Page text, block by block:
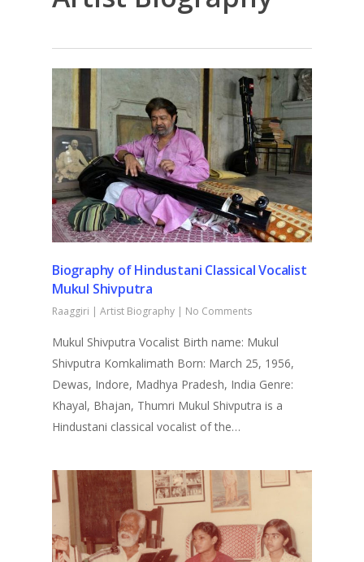
Biography of Hindustani Classical Vocalist
Mukul Shivputra
Raaggiri |Artist Biography | No Comments
Mukul Shivputra Vocalist Birth name: Mukul
Shivputra Komkalimath Born: March 25, 1956,
Dewas, Indore, Madhya Pradesh, India Genre:
Khayal, Bhajan, Thumri Mukul Shivputra is a
Hindustani classical vocalist of the…